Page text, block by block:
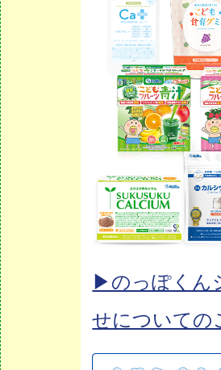
▶︎のっぽくん
せについての